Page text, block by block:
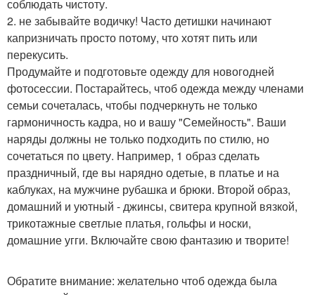
соблюдать чистоту.
2. не забывайте водичку! Часто детишки начинают
капризничать просто потому, что хотят пить или
перекусить.
Продумайте и подготовьте одежду для новогодней
фотосессии. Постарайтесь, чтоб одежда между членами
семьи сочеталась, чтобы подчеркнуть не только
гармоничность кадра, но и вашу "Семейность". Ваши
наряды должны не только подходить по стилю, но
сочетаться по цвету. Например, 1 образ сделать
праздничный, где вы нарядно одетые, в платье и на
каблуках, на мужчине рубашка и брюки. Второй образ,
домашний и уютный - джинсы, свитера крупной вязкой,
трикотажные светлые платья, гольфы и носки,
домашние угги. Включайте свою фантазию и творите!
Обратите внимание: желательно чтоб одежда была